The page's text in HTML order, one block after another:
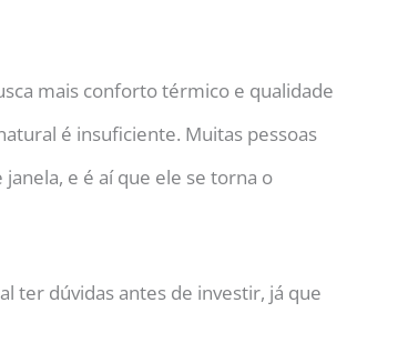
mais conforto térmico e qualidade
é insuficiente. Muitas pessoas
e é aí que ele se torna o
ter dúvidas antes de investir, já que